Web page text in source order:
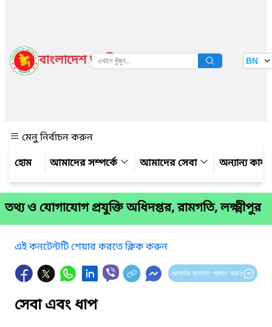
বাংলাদেশ জাতীয় তথ্য বাতায়ন BN
মেনু নির্বাচন করুন
আমাদের সম্পর্কে
আমাদের সেবা অন্যান্য
তথ্য ও যোগাযোগ প্রযুক্তি অধিদপ্তর, রামগতি, লক্ষ্মীপুর
এই কনটেন্টটি শেয়ার করতে ক্লিক করুন
আপনার মতামত প্রদান করুন
সেবা এবং ধাপ